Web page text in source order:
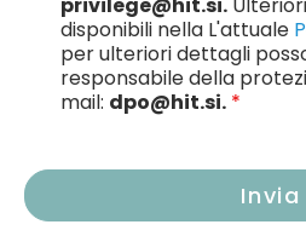
disponibili nella L'attuale
per ulteriori dettagli
responsabile della
mail: dpo@hit.si. *